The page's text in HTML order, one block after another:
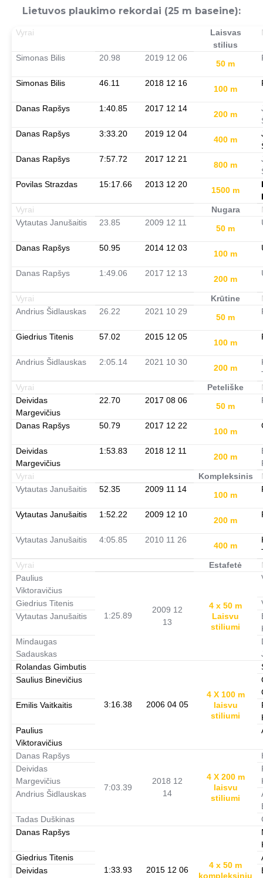
Lietuvos plaukimo rekordai (25 m baseine):
Vyrai
Laisvas
stilius
Simonas Bilis 20.98 2019 12 06
50 m
Simonas Bilis 46.11 2018 12 16
100 m
Danas Rapšys 1:40.85 2017 12 14
200 m
Danas Rapšys
3:33.20 2019 12 04
400 m
Danas Rapšys
7:57.72 2017 12 21
800 m
Povilas Strazdas
15:17.66 2013 12 20
1500 m
Vyrai
Nugara
Vytautas Janušaitis
23.85 2009 12 11
50 m
Danas Rapšys 50.95 2014 12 03
100 m
Danas Rapšys 1:49.06 2017 12 13
200 m
Vyrai Krūtine
Andrius Šidlauskas
26.22 2021 10 29
50 m
Giedrius Titenis 57.02 2015 12 05
100 m
Andrius Šidlauskas 2:05.14 2021 10 30
200 m
Vyrai
Peteliške
Deividas
Margevičius
22.70 2017 08 06
50 m
Danas Rapšys 50.79 2017 12 22
100 m
Deividas
Margevičius
1:53.83 2018 12 11
200 m
Vyrai
Kompleksinis
Vytautas Janušaitis
52.35 2009 11 14
100 m
Vytautas Janušaitis 1:52.22 2009 12 10
200 m
Vytautas Janušaitis 4:05.85 2010 11 26
400 m
Vyrai
Estafetė
Paulius
Viktoravičius
1:25.89
2009 12
13
4 x 50 m
Laisvu
stiliumi
Giedrius Titenis
Vytautas Janušaitis
Mindaugas
Sadauskas
Rolandas Gimbutis
3:16.38 2006 04 05
4 X 100 m
laisvu
stiliumi
Saulius Binevičius
Emilis Vaitkaitis
Paulius
Viktoravičius
Danas Rapšys
7:03.39
2018 12
14
4 X 200 m
laisvu
stiliumi
Deividas
Margevičius
Andrius Šidlauskas
Tadas Duškinas
Danas Rapšys
1:33.93 2015 12 06
4 x 50 m
kompleksiniu
Giedrius Titenis
Deividas